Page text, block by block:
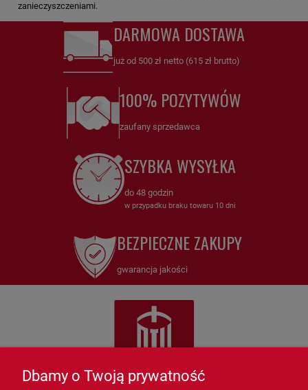
zanieczyszczeniami.
DARMOWA DOSTAWA
już od 500 zł netto (615 zł brutto)
100% POZYTYWÓW
zaufany sprzedawca
SZYBKA WYSYŁKA
do 48 godzin
w przypadku braku towaru 10 dni
BEZPIECZNE ZAKUPY
gwarancja jakości
Dbamy o Twoją prywatność